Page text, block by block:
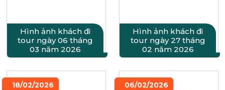
Hình ảnh khách đi
tour ngày 06 tháng
03 năm 2026
Hình ảnh khách đi
tour ngày 27 tháng
02 năm 2026
18/02/2026 06/02/2026